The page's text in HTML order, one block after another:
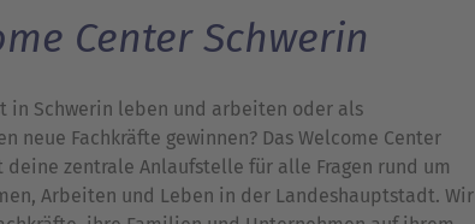
Center Schwerin
in Schwerin leben und arbeiten oder als
neue Fachkräfte gewinnen? Das Welcome Center
deine zentrale Anlaufstelle für alle Fragen rund um
Arbeiten und Leben in der Landeshauptstadt. Wir